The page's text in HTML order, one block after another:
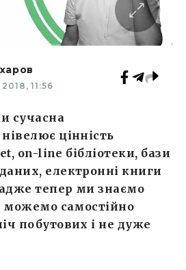
11:56
сучасна
цінність
on-line бібліотеки, бази
електронні книги
тепер ми знаємо
можемо самостійно
побутових і не дуже